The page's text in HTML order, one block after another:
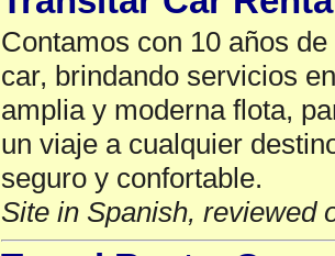
Contamos con 10 años
car, brindando servicios
amplia y moderna flota,
un viaje a cualquier
seguro y confortable.
Site in Spanish, reviewed